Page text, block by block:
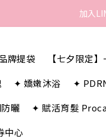
歡迎來到加入
牌提袋 【七夕限定
✦ 嬌嫩沐浴 ✦
曬
✦ 賦活育髮
中心